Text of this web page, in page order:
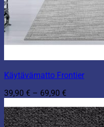
Käytävämatto Frontier
39,90 € – 69,90 €
-
69,90 €